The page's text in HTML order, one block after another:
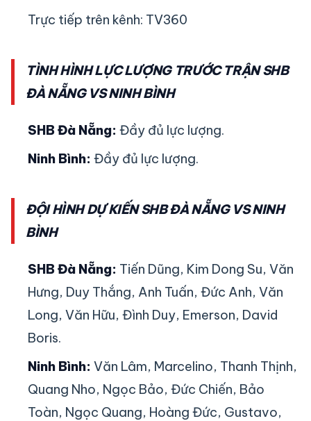
Trực tiếp trên kênh: TV360
TÌNH HÌNH LỰC LƯỢNG TRƯỚC TRẬN SHB
ĐÀ NẴNG VS NINH BÌNH
SHB Đà Nẵng: Đầy đủ lực lượng.
Ninh Bình: Đầy đủ lực lượng.
ĐỘI HÌNH DỰ KIẾN SHB ĐÀ NẴNG VS NINH
BÌNH
SHB Đà Nẵng: Tiến Dũng, Kim Dong Su, Văn
Hưng, Duy Thắng, Anh Tuấn, Đức Anh, Văn
Long, Văn Hữu, Đình Duy, Emerson, David
Boris.
Ninh Bình: Văn Lâm, Marcelino, Thanh Thịnh,
Quang Nho, Ngọc Bảo, Đức Chiến, Bảo
Toàn, Ngọc Quang, Hoàng Đức, Gustavo,